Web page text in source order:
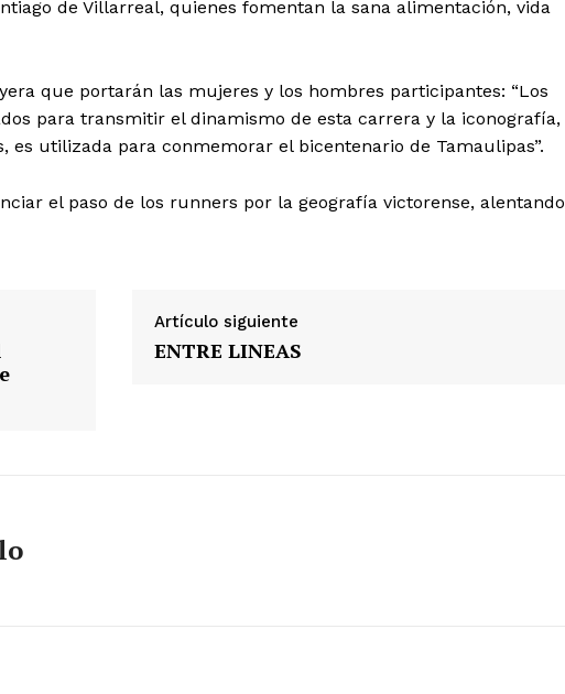
de Villarreal, quienes fomentan la sana alimentación, vida
que portarán las mujeres y los hombres participantes: “Los
para transmitir el dinamismo de esta carrera y la iconografía,
es utilizada para conmemorar el bicentenario de Tamaulipas”.
el paso de los runners por la geografía victorense, alentando
Artículo siguiente
ENTRE LINEAS